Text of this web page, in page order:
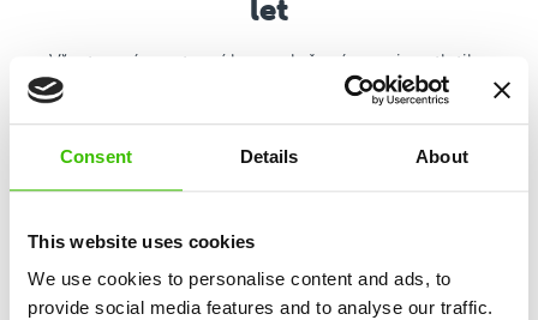
Consent Details About
This website uses cookies
We use cookies to personalise content and ads, to
provide social media features and to analyse our traffic.
let
Všestranný sportovní kurz založený na mixu atletiky,
gymnastiky, pohybových her a budování sportovní
motivace.
Důraz na maximální hravost a prožitek